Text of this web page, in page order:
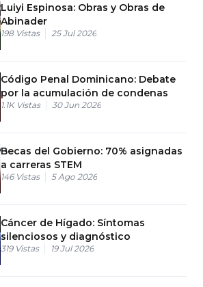
Luiyi Espinosa: Obras y Obras de
Abinader
198 Vistas 25 Jul 2026
Código Penal Dominicano: Debate
por la acumulación de condenas
1.1K Vistas 30 Jun 2026
Becas del Gobierno: 70% asignadas
a carreras STEM
146 Vistas 5 Ago 2026
Cáncer de Hígado: Síntomas
silenciosos y diagnóstico
319 Vistas 19 Jul 2026